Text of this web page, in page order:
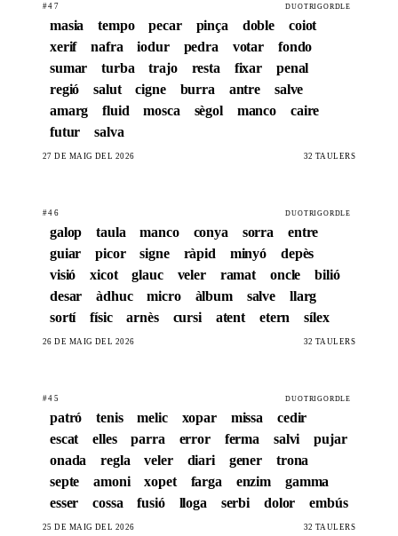
#47 DUOTRIGORDLE
masia tempo pecar pinça doble
coiot
xerif
nafra iodur pedra votar
fondo
sumar
turba trajo resta fixar
penal
regió
salut cigne burra antre
salve
amarg
fluid mosca sègol manco
caire
futur
salva
27 DE MAIG DEL 2026 32 TAULERS
#46 DUOTRIGORDLE
galop taula manco conya sorra
entre
guiar
picor signe ràpid minyó
depès
visió
xicot glauc veler ramat oncle
bilió
desar
àdhuc micro àlbum salve
llarg
sortí
físic arnès cursi atent etern sílex
26 DE MAIG DEL 2026 32 TAULERS
#45 DUOTRIGORDLE
patró tenis melic xopar missa
cedir
escat
elles parra error ferma salvi
pujar
onada
regla veler diari gener
trona
septe
amoni xopet farga enzim
gamma
esser
cossa fusió lloga serbi dolor embús
25 DE MAIG DEL 2026 32 TAULERS